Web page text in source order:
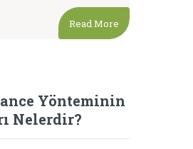
Read More
Yönteminin
Nelerdir?